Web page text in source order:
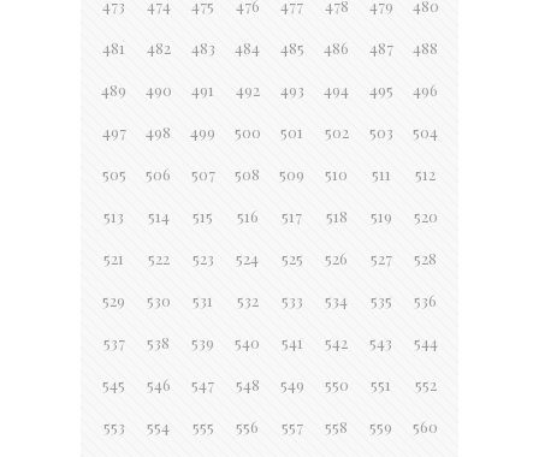
473 474 475 476 477 478 479 480
481 482 483 484 485 486 487 488
489 490 491 492 493 494 495 496
497 498 499 500 501 502 503 504
505 506 507 508 509 510 511 512
513 514 515 516 517 518 519 520
521 522 523 524 525 526 527 528
529 530 531 532 533 534 535 536
537 538 539 540 541 542 543 544
545 546 547 548 549 550 551 552
553 554 555 556 557 558 559 560